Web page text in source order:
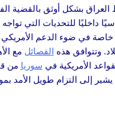
بشكل أوثق بالقضية
داخليًا للتحديات التي
خاصة في ضوء الدعم
وتتوافق هذه الفصائل مع
الأمريكية في سوريا من
إلى التزام طويل الأمد